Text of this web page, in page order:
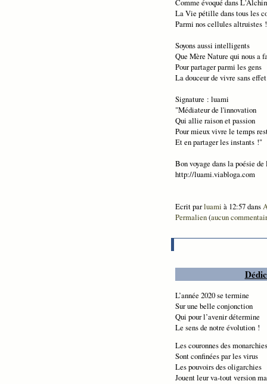
Comme évoqué dans
La Vie pétille dans tous les
Parmi nos cellules altruistes !
Soyons aussi intelligents
Que Mère Nature qui nous a
Pour partager parmi les gens
La douceur de vivre sans
Signature : luami
"Médiateur de l'innovation
Qui allie raison et passion
Pour mieux vivre le temps
Et en partager les instants !"
Bon voyage dans la poésie
http://luami.viabloga.com
Ecrit parluami à 12:57 dans
Permalien(aucun
L’année 2020 se termine
Sur une belle conjonction
Qui pour l’avenir détermine
Le sens de notre évolution !
Les couronnes des monarchies
Sont confinées par les virus
Les pouvoirs des oligarchies
Jouent leur va-tout version